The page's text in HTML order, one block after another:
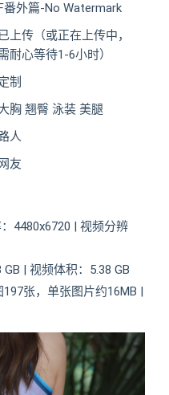
番外篇-No Watermark
上传（或正在上传中，
耐心等待1-6小时）
制
胸 翘臀 泳装 美腿
人
网友
| 视频分辨
| 视频体积：5.38 GB
张，单张图片约16MB |